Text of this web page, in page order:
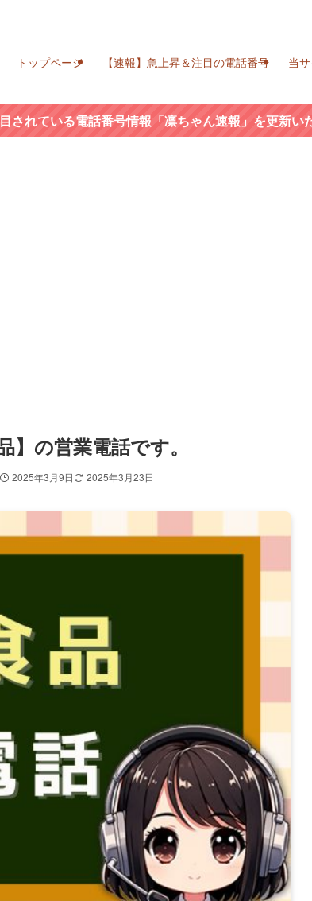
トップページ 【速報】急上昇＆注目の電話番号 当
されている電話番号情報「凛ちゃん速報」を更新い
の営業電話です。
2025年3月9日 2025年3月23日